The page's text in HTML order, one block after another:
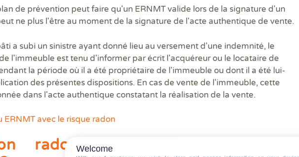
de prévention peut faire qu'un ERNMT valide lors de la signature d'un
ne plus l'être au moment de la signature de l'acte authentique de vente.
a subi un sinistre ayant donné lieu au versement d'une indemnité, le
l'immeuble est tenu d'informer par écrit l'acquéreur ou le locataire de
la période où il a été propriétaire de l'immeuble ou dont il a été lui-
des présentes dispositions. En cas de vente de l'immeuble, cette
dans l'acte authentique constatant la réalisation de la vente.
ERNMT avec le risque radon
radon dans l'ERNMT est-elle
Welcome